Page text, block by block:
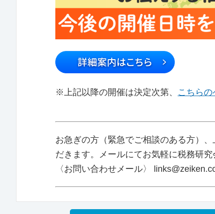
※上記以降の開催は決定次第、 こちらの
お急ぎの方（緊急でご相談のある方）
だきます。メールにてお気軽に税務研究
〈お問い合わせメール〉